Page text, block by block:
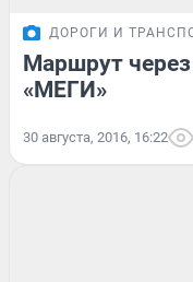
ДОРОГИ И
Маршрут
«МЕГИ»
30 августа, 2016, 16:22